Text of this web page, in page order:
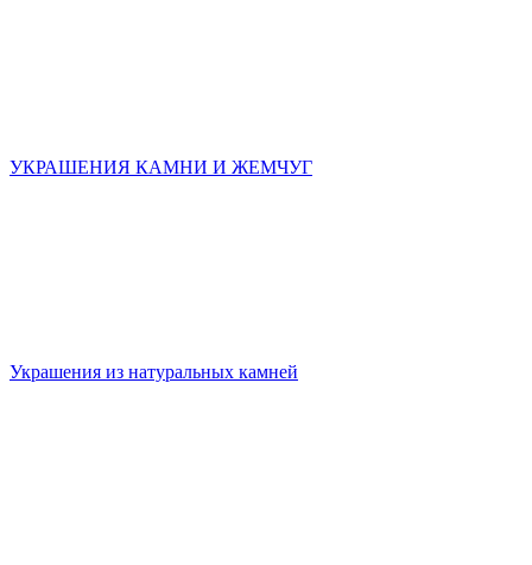
УКРАШЕНИЯ КАМНИ И ЖЕМЧУГ
Украшения из натуральных камней